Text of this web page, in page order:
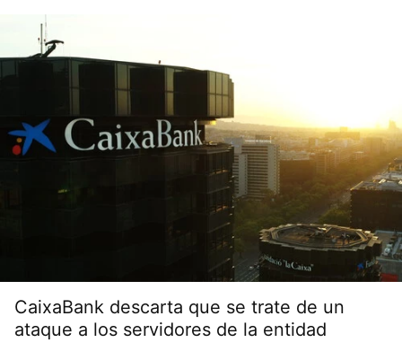
CaixaBank descarta que se trate de un
ataque a los servidores de la entidad